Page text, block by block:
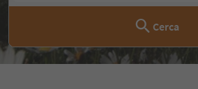
Cerca